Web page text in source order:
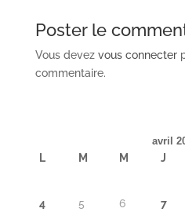
Poster le
Vous devez vous connecter
commentaire.
avril
L M M J
4
5 6 7